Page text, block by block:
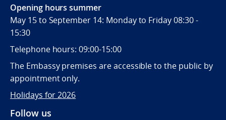
Opening hours summer
May 15 to September 14: Monday to Friday 08:30 -
15:30
Telephone hours: 09:00-15:00
The Embassy premises are accessible to the public by
appointment only.
Holidays for 2026
Follow us